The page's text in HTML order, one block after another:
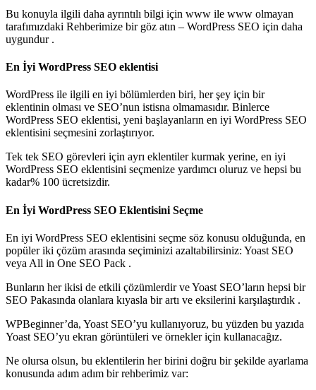
Bu konuyla ilgili daha ayrıntılı bilgi için www ile www olmayan
tarafımızdaki Rehberimize bir göz atın – WordPress SEO için daha
uygundur .
En İyi WordPress SEO eklentisi
WordPress ile ilgili en iyi bölümlerden biri, her şey için bir
eklentinin olması ve SEO’nun istisna olmamasıdır. Binlerce
WordPress SEO eklentisi, yeni başlayanların en iyi WordPress SEO
eklentisini seçmesini zorlaştırıyor.
Tek tek SEO görevleri için ayrı eklentiler kurmak yerine, en iyi
WordPress SEO eklentisini seçmenize yardımcı oluruz ve hepsi bu
kadar% 100 ücretsizdir.
En İyi WordPress SEO Eklentisini Seçme
En iyi WordPress SEO eklentisini seçme söz konusu olduğunda, en
popüler iki çözüm arasında seçiminizi azaltabilirsiniz: Yoast SEO
veya All in One SEO Pack .
Bunların her ikisi de etkili çözümlerdir ve Yoast SEO’ların hepsi bir
SEO Pakasında olanlara kıyasla bir artı ve eksilerini karşılaştırdık .
WPBeginner’da, Yoast SEO’yu kullanıyoruz, bu yüzden bu yazıda
Yoast SEO’yu ekran görüntüleri ve örnekler için kullanacağız.
Ne olursa olsun, bu eklentilerin her birini doğru bir şekilde ayarlama
konusunda adım adım bir rehberimiz var: